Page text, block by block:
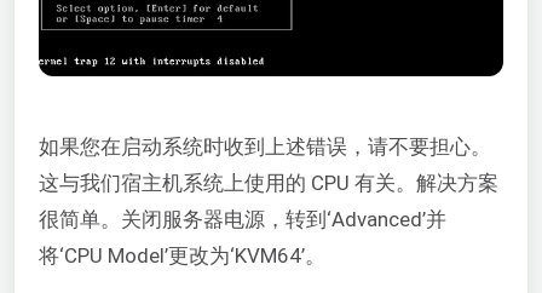
如果您在启动系统时收到上述错误，请不要担心。
这与我们宿主机系统上使用的 CPU 有关。解决方案
很简单。关闭服务器电源，转到‘Advanced’并
将‘CPU Model’更改为‘KVM64’。